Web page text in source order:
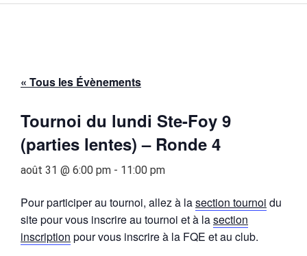
« Tous les Évènements
Tournoi du lundi Ste-Foy 9
(parties lentes) – Ronde 4
août 31 @ 6:00 pm - 11:00 pm
Pour participer au tournoi, allez à lasection tournoi du
site pour vous inscrire au tournoi et à lasection
inscription pour vous inscrire à la FQE et au club.